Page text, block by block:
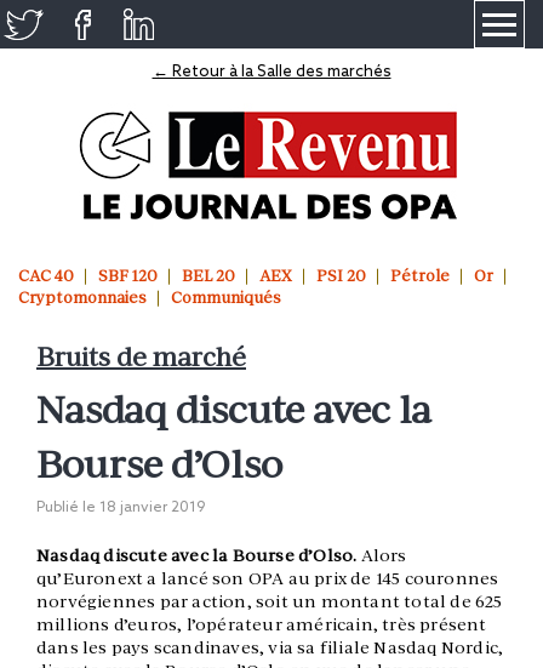
← Retour à la Salle des marchés
CAC 40 SBF 120 BEL 20 AEX PSI 20 Pétrole
Or
Cryptomonnaies
Communiqués
Bruits de marché
Nasdaq discute avec la
Bourse d’Olso
Publié le 18 janvier 2019
Nasdaq discute avec la Bourse d’Olso. Alors
qu’Euronext a lancé son OPA au prix de 145 couronnes
norvégiennes par action, soit un montant total de 625
millions d’euros, l’opérateur américain, très présent
dans les pays scandinaves, via sa filiale Nasdaq Nordic,